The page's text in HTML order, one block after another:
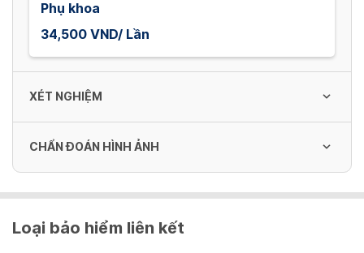
Phụ khoa
34,500 VND/ Lần
XÉT NGHIỆM
CHẨN ĐOÁN HÌNH ẢNH
65,400 VND/ Lần
Loại bảo hiểm liên kết